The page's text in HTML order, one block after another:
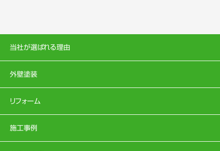
当社が選ばれる理由
外壁塗装
リフォーム
施工事例